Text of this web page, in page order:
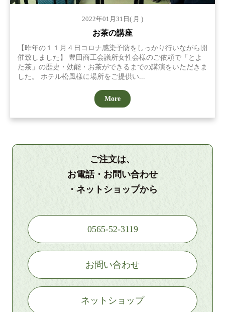
2022年01月31日( 月 )
お茶の講座
【昨年の１１月４日コロナ感染予防をしっかり行いながら開
催致しました】 豊田商工会議所女性会様のご依頼で「とよ
た茶」の歴史・効能・お茶ができるまでの講演をいただきま
した。 ホテル松風様に場所をご提供い...
More
ご注文は、
お電話・お問い合わせ
・ネットショップから
0565-52-3119
お問い合わせ
ネットショップ